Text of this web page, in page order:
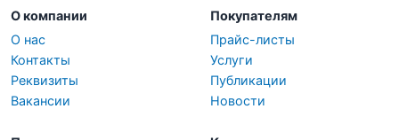
О компании
О нас
Контакты
Реквизиты
Вакансии
Покупателям
Прайс-листы
Услуги
Публикации
Новости